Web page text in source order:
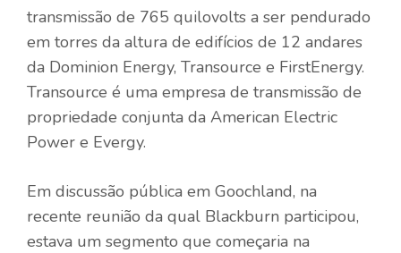
transmissão de 765 quilovolts a ser pendurado
em torres da altura de edifícios de 12 andares
da Dominion Energy, Transource e FirstEnergy.
Transource é uma empresa de transmissão de
propriedade conjunta da American Electric
Power e Evergy.
Em discussão pública em Goochland, na
recente reunião da qual Blackburn participou,
estava um segmento que começaria na